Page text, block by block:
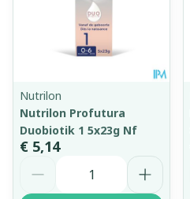
Nutrilon
Nutrilon Profutura
Duobiotik 1 5x23g Nf
€ 5,14